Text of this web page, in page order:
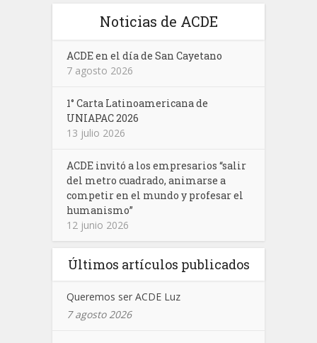
Noticias de ACDE
ACDE en el día de San Cayetano
7 agosto 2026
1° Carta Latinoamericana de
UNIAPAC 2026
13 julio 2026
ACDE invitó a los empresarios “salir
del metro cuadrado, animarse a
competir en el mundo y profesar el
humanismo”
12 junio 2026
Últimos artículos publicados
Queremos ser ACDE Luz
7 agosto 2026